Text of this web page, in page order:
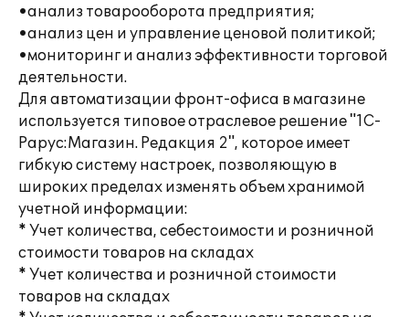
•анализ товарооборота предприятия;
•анализ цен и управление ценовой политикой;
•мониторинг и анализ эффективности торговой
деятельности.
Для автоматизации фронт-офиса в магазине
используется типовое отраслевое решение "1С-
Рарус:Магазин. Редакция 2", которое имеет
гибкую систему настроек, позволяющую в
широких пределах изменять объем хранимой
учетной информации:
* Учет количества, себестоимости и розничной
стоимости товаров на складах
* Учет количества и розничной стоимости
товаров на складах